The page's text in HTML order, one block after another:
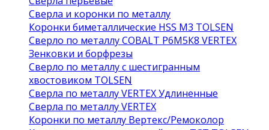
Сверла и коронки по металлу
Коронки биметаллические HSS M3 TOLSEN
Сверло по металлу COBALT Р6М5К8 VERTEX
Зенковки и борфрезы
Сверло по металлу с шестигранным
хвостовиком TOLSEN
Сверла по металлу VERTEX Удлиненные
Сверла по металлу VERTEX
Коронки по металлу Вертекс/Ремоколор